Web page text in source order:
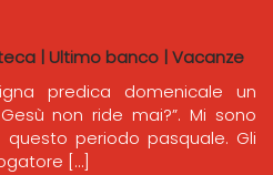
| Ultimo banco |Vacanze
predica domenicale un
non ride mai?”. Mi sono
questo periodo pasquale. Gli
[…]